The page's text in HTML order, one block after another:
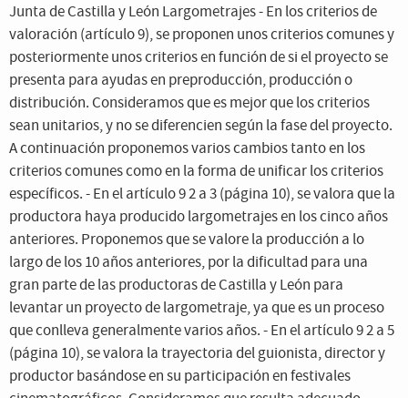
Junta de Castilla y León Largometrajes - En los criterios de
valoración (artículo 9), se proponen unos criterios comunes y
posteriormente unos criterios en función de si el proyecto se
presenta para ayudas en preproducción, producción o
distribución. Consideramos que es mejor que los criterios
sean unitarios, y no se diferencien según la fase del proyecto.
A continuación proponemos varios cambios tanto en los
criterios comunes como en la forma de unificar los criterios
específicos. - En el artículo 9 2 a 3 (página 10), se valora que la
productora haya producido largometrajes en los cinco años
anteriores. Proponemos que se valore la producción a lo
largo de los 10 años anteriores, por la dificultad para una
gran parte de las productoras de Castilla y León para
levantar un proyecto de largometraje, ya que es un proceso
que conlleva generalmente varios años. - En el artículo 9 2 a 5
(página 10), se valora la trayectoria del guionista, director y
productor basándose en su participación en festivales